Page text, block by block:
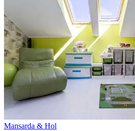
Mansarda & Hol